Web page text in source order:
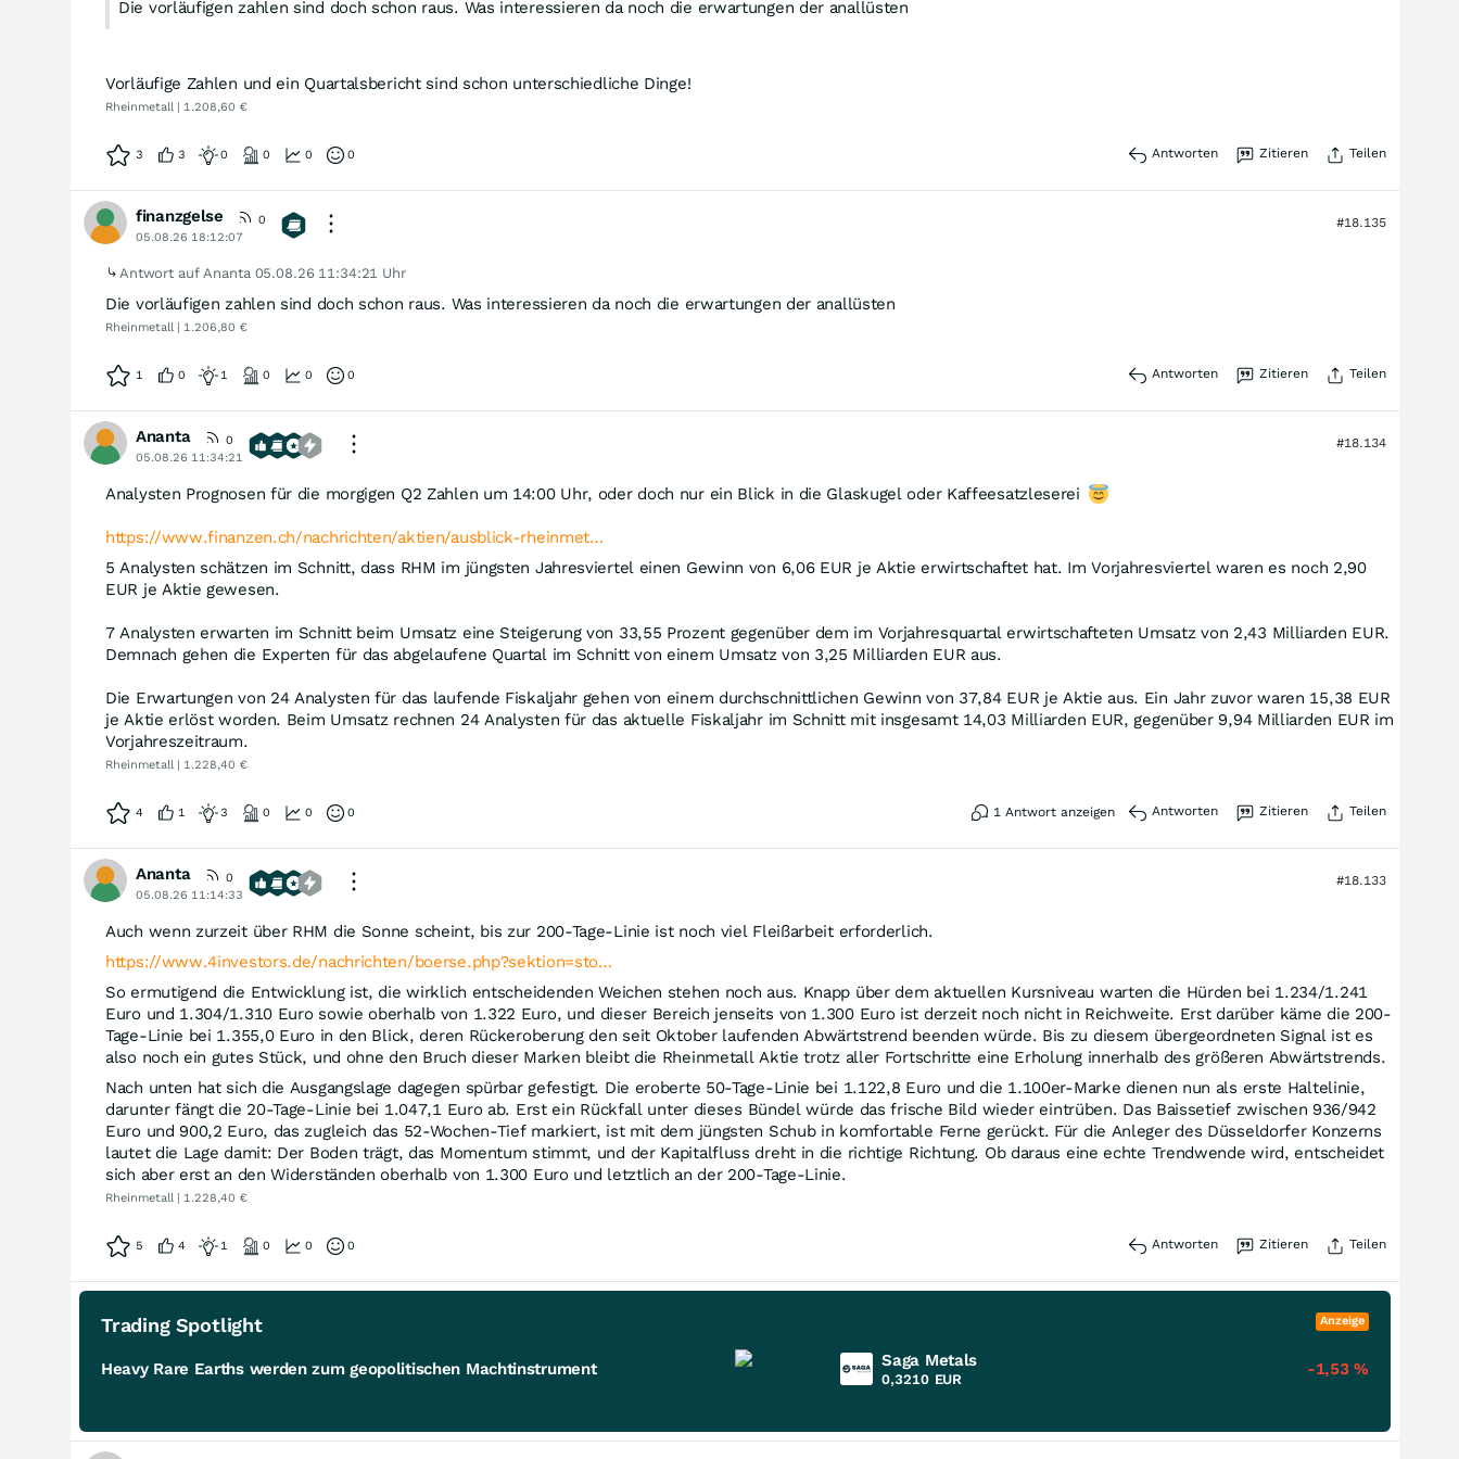
Die vorläufigen zahlen sind doch schon raus. Was interessieren da noch die erwartungen der anallüsten
Vorläufige Zahlen und ein Quartalsbericht sind schon unterschiedliche Dinge!
Rheinmetall | 1.208,60 €
3 3 0 0 0 0 Antworten Zitieren Teilen
finanzgelse
0
05.08.26 18:12:07
#18.135
Antwort auf Ananta 05.08.26 11:34:21 Uhr
Die vorläufigen zahlen sind doch schon raus. Was interessieren da noch die erwartungen der anallüsten
Rheinmetall | 1.206,80 €
1 0 1 0 0 0 Antworten Zitieren Teilen
Ananta
0
05.08.26 11:34:21
#18.134
Analysten Prognosen für die morgigen Q2 Zahlen um 14:00 Uhr, oder doch nur ein Blick in die Glaskugel oder Kaffeesatzleserei
https://www.finanzen.ch/nachrichten/aktien/ausblick-rheinmet…
5 Analysten schätzen im Schnitt, dass RHM im jüngsten Jahresviertel einen Gewinn von 6,06 EUR je Aktie erwirtschaftet hat. Im Vorjahresviertel waren es noch 2,90
EUR je Aktie gewesen.
7 Analysten erwarten im Schnitt beim Umsatz eine Steigerung von 33,55 Prozent gegenüber dem im Vorjahresquartal erwirtschafteten Umsatz von 2,43 Milliarden EUR.
Demnach gehen die Experten für das abgelaufene Quartal im Schnitt von einem Umsatz von 3,25 Milliarden EUR aus.
Die Erwartungen von 24 Analysten für das laufende Fiskaljahr gehen von einem durchschnittlichen Gewinn von 37,84 EUR je Aktie aus. Ein Jahr zuvor waren 15,38 EUR
je Aktie erlöst worden. Beim Umsatz rechnen 24 Analysten für das aktuelle Fiskaljahr im Schnitt mit insgesamt 14,03 Milliarden EUR, gegenüber 9,94 Milliarden EUR im
Vorjahreszeitraum.
Rheinmetall | 1.228,40 €
4 1 3 0 0 0 1 Antwort anzeigen Antworten Zitieren Teilen
Ananta
0
05.08.26 11:14:33
#18.133
Auch wenn zurzeit über RHM die Sonne scheint, bis zur 200-Tage-Linie ist noch viel Fleißarbeit erforderlich.
https://www.4investors.de/nachrichten/boerse.php?sektion=sto…
So ermutigend die Entwicklung ist, die wirklich entscheidenden Weichen stehen noch aus. Knapp über dem aktuellen Kursniveau warten die Hürden bei 1.234/1.241
Euro und 1.304/1.310 Euro sowie oberhalb von 1.322 Euro, und dieser Bereich jenseits von 1.300 Euro ist derzeit noch nicht in Reichweite. Erst darüber käme die 200-
Tage-Linie bei 1.355,0 Euro in den Blick, deren Rückeroberung den seit Oktober laufenden Abwärtstrend beenden würde. Bis zu diesem übergeordneten Signal ist es
also noch ein gutes Stück, und ohne den Bruch dieser Marken bleibt die Rheinmetall Aktie trotz aller Fortschritte eine Erholung innerhalb des größeren Abwärtstrends.
Nach unten hat sich die Ausgangslage dagegen spürbar gefestigt. Die eroberte 50-Tage-Linie bei 1.122,8 Euro und die 1.100er-Marke dienen nun als erste Haltelinie,
darunter fängt die 20-Tage-Linie bei 1.047,1 Euro ab. Erst ein Rückfall unter dieses Bündel würde das frische Bild wieder eintrüben. Das Baissetief zwischen 936/942
Euro und 900,2 Euro, das zugleich das 52-Wochen-Tief markiert, ist mit dem jüngsten Schub in komfortable Ferne gerückt. Für die Anleger des Düsseldorfer Konzerns
lautet die Lage damit: Der Boden trägt, das Momentum stimmt, und der Kapitalfluss dreht in die richtige Richtung. Ob daraus eine echte Trendwende wird, entscheidet
sich aber erst an den Widerständen oberhalb von 1.300 Euro und letztlich an der 200-Tage-Linie.
Rheinmetall | 1.228,40 €
5 4 1 0 0 0 Antworten Zitieren Teilen
Trading Spotlight Anzeige
Heavy Rare Earths werden zum geopolitischen Machtinstrument Saga Metals
0,3210 EUR
-1,53%